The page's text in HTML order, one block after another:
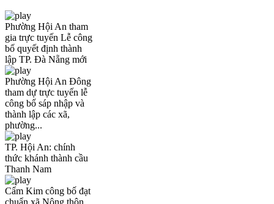
Phường Hội An tham
gia trực tuyến Lễ công
bố quyết định thành
lập TP. Đà Nẵng mới
Phường Hội An Đông
tham dự trực tuyến lễ
công bố sáp nhập và
thành lập các xã,
phường...
TP. Hội An: chính
thức khánh thành cầu
Thanh Nam
Cẩm Kim công bố đạt